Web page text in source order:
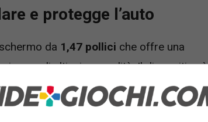
e protegge l’auto
da 1,47 pollici che offre una
di altissima qualità. Il dispositivo è
elegante con un’interfaccia Type-C e
la tua visuale.